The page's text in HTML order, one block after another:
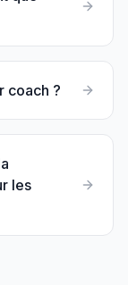
coach ?
les